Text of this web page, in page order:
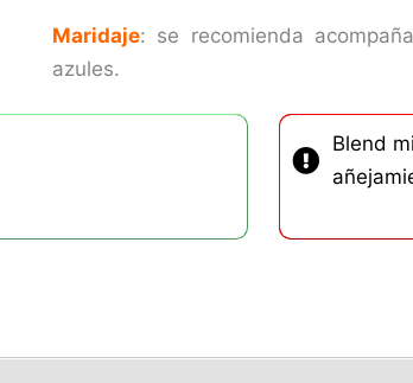
Maridaje: se recomienda
azules.
Blend